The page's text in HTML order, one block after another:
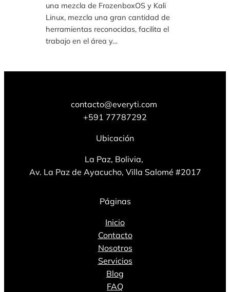
una mezcla de FrozenboxOS y Kali
Linux, mezcla una gran cantidad de
herramientas reconocidas, facilita el
trabajo en el área y…
contacto@everyti.com
+591 77787292
Ubicación
La Paz, Bolivia,
Av. La Paz de Ayacucho, Villa Salomé #2017
Páginas
Inicio
Contacto
Nosotros
Servicios
Blog
FAQ